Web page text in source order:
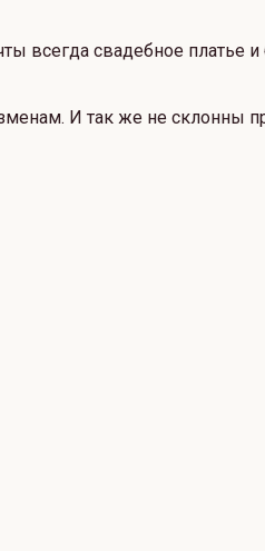
всегда свадебное платье
И так же не склонны